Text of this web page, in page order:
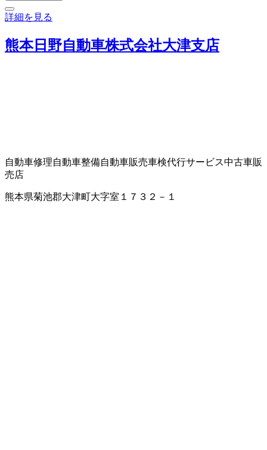
詳細を見る
熊本日野自動車株式会社大津支店
自動車修理自動車整備自動車販売車検代行サービス中古車販
売店
熊本県菊池郡大津町大字室１７３２－１